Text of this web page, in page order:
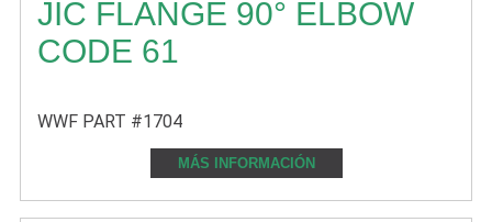
JIC FLANGE 90° ELBOW
CODE 61
WWF PART #1704
MÁS INFORMACIÓN